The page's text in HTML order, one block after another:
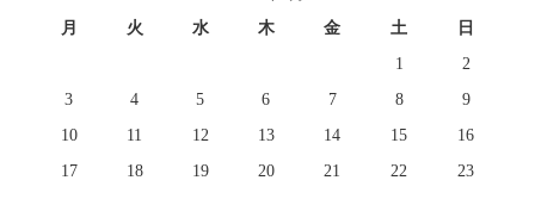
月
火 水 木 金 土
日
1
2
3
4 5 6 7 8
9
10
11 12 13 14 15
16
17
18 19 20 21 22
23